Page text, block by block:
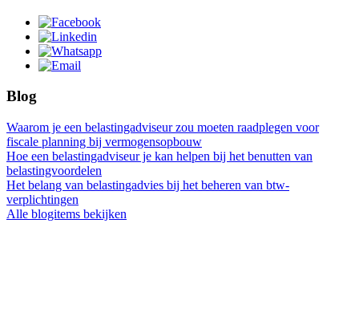
Blog
Waarom je een belastingadviseur zou moeten raadplegen voor
fiscale planning bij vermogensopbouw
Hoe een belastingadviseur je kan helpen bij het benutten van
belastingvoordelen
Het belang van belastingadvies bij het beheren van btw-
verplichtingen
Alle blogitems bekijken